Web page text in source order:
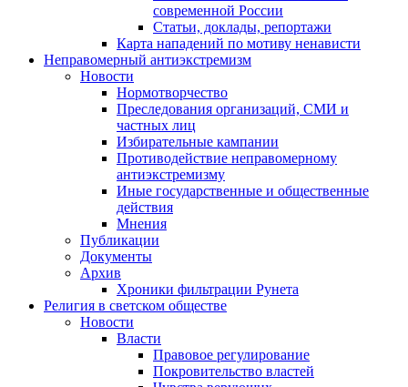
современной России
Статьи, доклады, репортажи
Карта нападений по мотиву ненависти
Неправомерный антиэкстремизм
Новости
Нормотворчество
Преследования организаций, СМИ и
частных лиц
Избирательные кампании
Противодействие неправомерному
антиэкстремизму
Иные государственные и общественные
действия
Мнения
Публикации
Документы
Архив
Хроники фильтрации Рунета
Религия в светском обществе
Новости
Власти
Правовое регулирование
Покровительство властей